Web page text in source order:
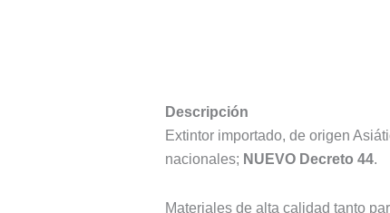
Descripción
Extintor importado, de origen
nacionales; NUEVO Decreto 44.
Materiales de alta calidad tanto